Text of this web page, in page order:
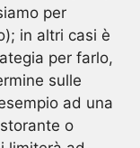
per
in altri casi è
per farlo,
sulle
ad una
o